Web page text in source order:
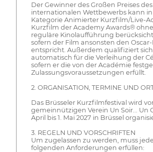
Der Gewinner des Großen Preises des
internationalen Wettbewerbs kann
Kategorie Animierter Kurzfilm/Live-
Kurzfilm der Academy Awards®
reguläre Kinolaufführung
sofern der Film ansonsten den
entspricht. Außerdem qualifiziert
automatisch für die Verleihung der
sofern er die von der Académie
Zulassungsvoraussetzungen erfüllt.
2. ORGANISATION, TERMINE UND
Das Brüsseler Kurzfilmfestival wird
gemeinnützigen Verein Un Soir... Un
April bis 1. Mai 2027 in Brüssel
3. REGELN UND VORSCHRIFTEN
Um zugelassen zu werden, muss
folgenden Anforderungen erfüllen: